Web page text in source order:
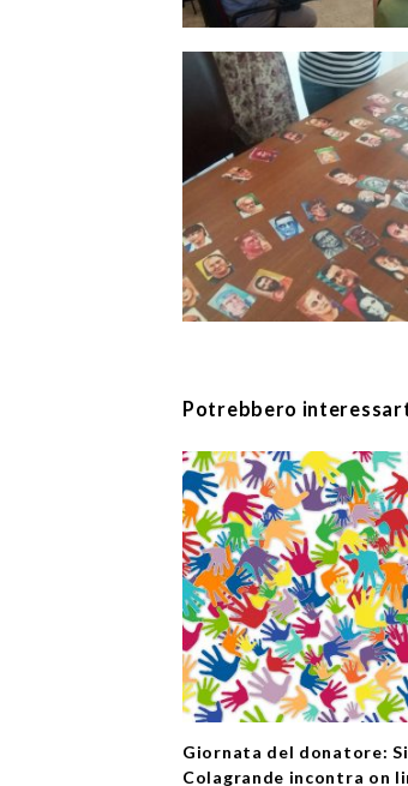
Potrebbero
Giornata del donatore:
Colagrande incontra on